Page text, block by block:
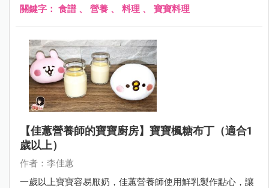
關鍵字： 食譜 、 營養 、 料理 、 寶寶料理
【佳蕙營養師的寶寶廚房】寶寶楓糖布丁（適合1
歲以上）
作者：李佳蕙
一歲以上寶寶容易厭奶，佳蕙營養師使用鮮乳製作點心，讓